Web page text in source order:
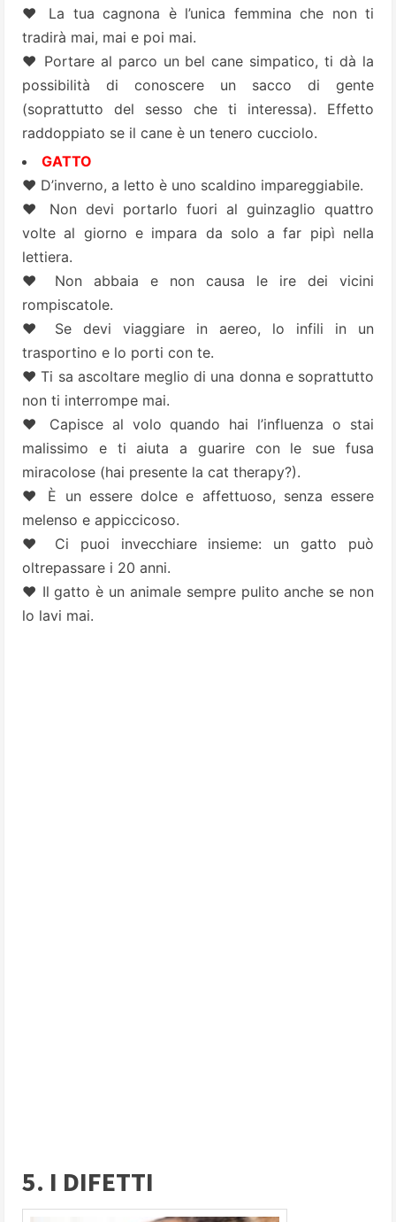
♥ La tua cagnona è l’unica femmina che non ti
tradirà mai, mai e poi mai.
♥ Portare al parco un bel cane simpatico, ti dà la
possibilità di conoscere un sacco di gente
(soprattutto del sesso che ti interessa). Effetto
raddoppiato se il cane è un tenero cucciolo.
GATTO
♥ D’inverno, a letto è uno scaldino impareggiabile.
♥ Non devi portarlo fuori al guinzaglio quattro
volte al giorno e impara da solo a far pipì nella
lettiera.
♥ Non abbaia e non causa le ire dei vicini
rompiscatole.
♥ Se devi viaggiare in aereo, lo infili in un
trasportino e lo porti con te.
♥ Ti sa ascoltare meglio di una donna e soprattutto
non ti interrompe mai.
♥ Capisce al volo quando hai l’influenza o stai
malissimo e ti aiuta a guarire con le sue fusa
miracolose (hai presente la cat therapy?).
♥ È un essere dolce e affettuoso, senza essere
melenso e appiccicoso.
♥ Ci puoi invecchiare insieme: un gatto può
oltrepassare i 20 anni.
♥ Il gatto è un animale sempre pulito anche se non
lo lavi mai.
5. I DIFETTI